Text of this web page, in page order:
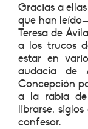
Gracias a
que han
Teresa de
a los trucos
estar en
audacia de
Concepción
a la rabia
librarse,
confesor.